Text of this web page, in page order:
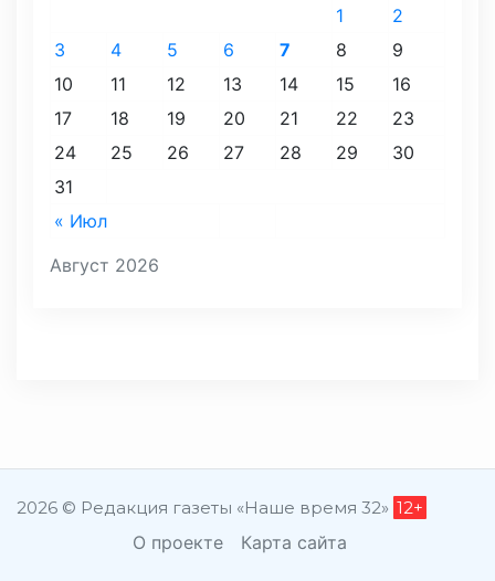
Август 2026
« Июл
1
2
3
4 5 6 7 8
9
10
11 12 13 14 15
16
17
18 19 20 21 22
23
24
25 26 27 28 29
30
31
2026 © Редакция газеты «Наше время 32» 12+
О проекте Карта сайта